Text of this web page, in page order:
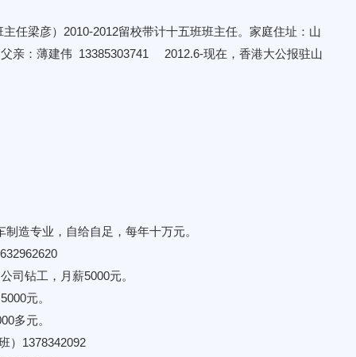
任梁彦）2010-2012留校带计十五班班主任。家庭住址：山
建伟 13385303741 2012.6-现在，香港大公报驻山
造专业，自给自足，每年十万元。
司钻工，月薪5000元。
元。
多元。
）1378342092